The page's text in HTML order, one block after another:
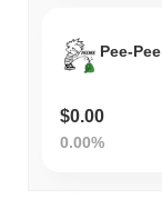
Pee-Pee
$0.00
0.00%